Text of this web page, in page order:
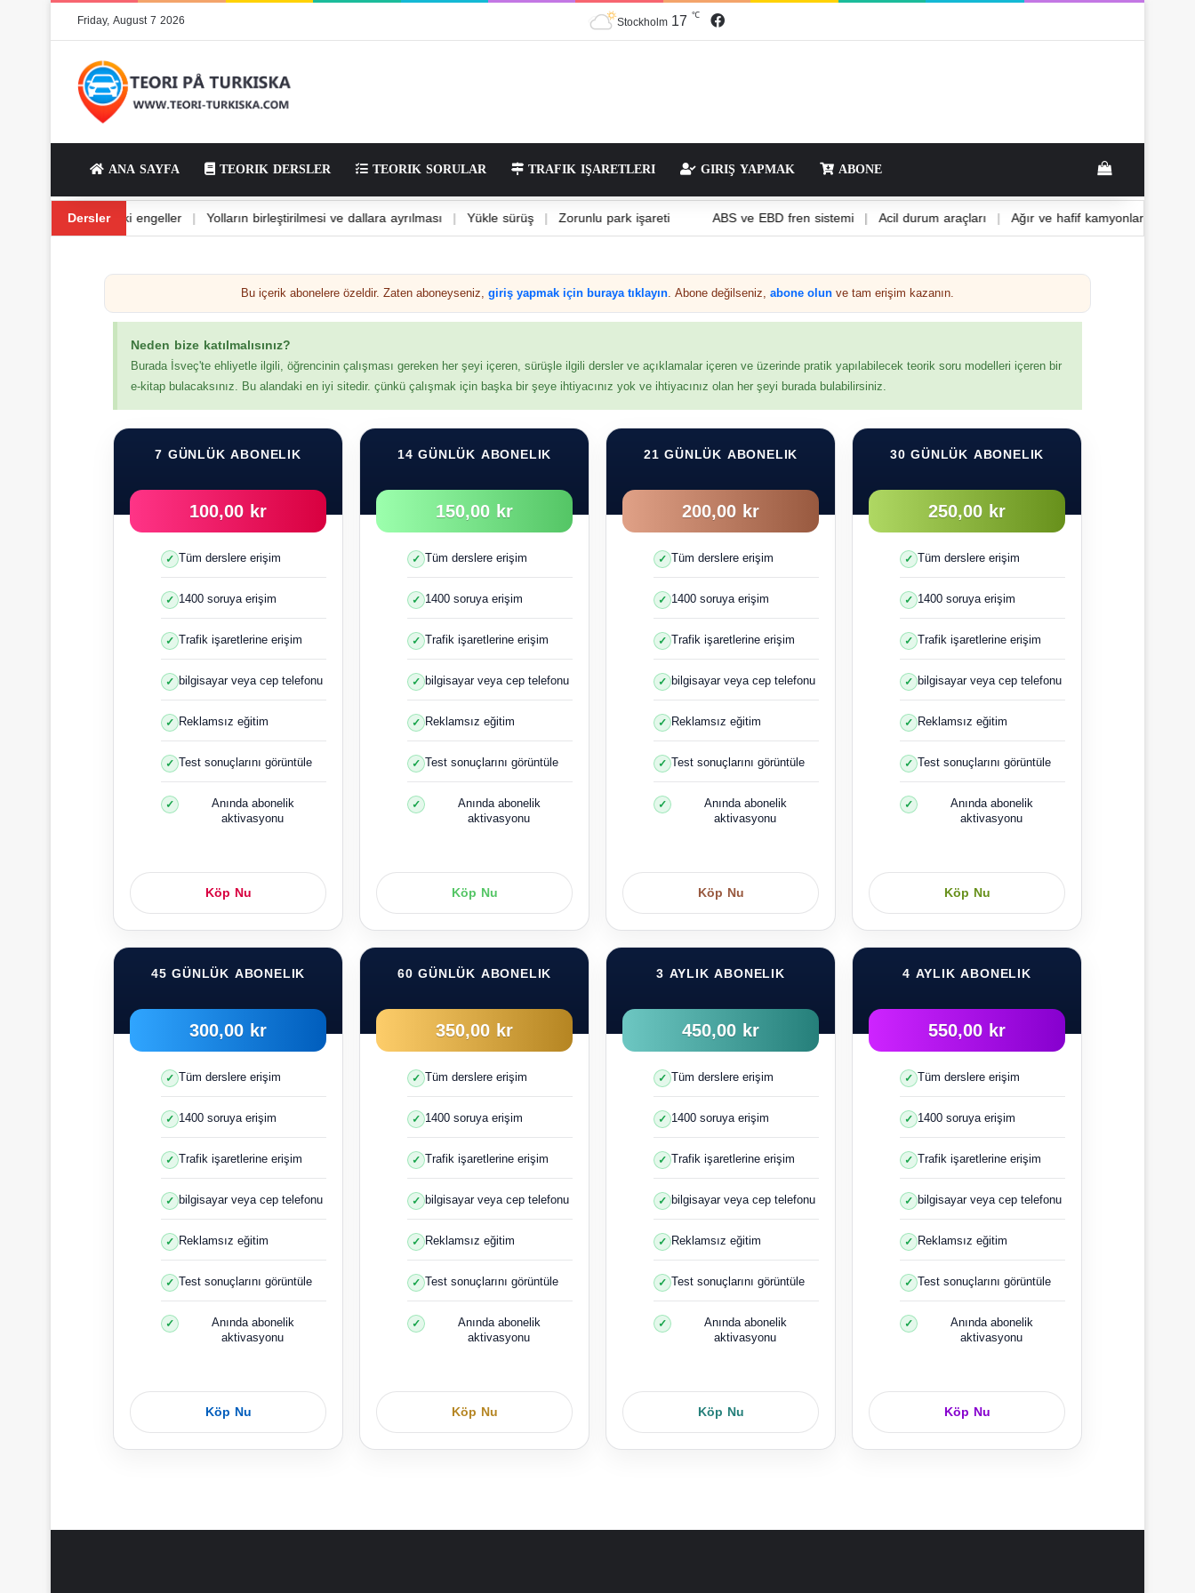
Friday, August 7 2026 Stockholm 17 ℃
ANA SAYFA TEORIK DERSLER TEORIK SORULAR TRAFIK IŞARETLERI GIRIŞ YAPMAK ABONE
Dersler
dönüş ve dönüş Yoldaki engeller | Yolların birleştirilmesi ve dallara ayrılması | Yükle sürüş | Zorunlu park işareti ABS ve EBD fren sistemi | Acil durum araçları | Ağır ve hafif kamyonlar
Bu içerik abonelere özeldir. Zaten aboneyseniz, giriş yapmak için buraya tıklayın. Abone değilseniz, abone olunve tam erişim kazanın.
Neden bize katılmalısınız?
Burada İsveç'te ehliyetle ilgili, öğrencinin çalışması gereken her şeyi içeren, sürüşle ilgili dersler ve açıklamalar içeren ve üzerinde pratik yapılabilecek teorik soru modelleri içeren bir
e-kitap bulacaksınız. Bu alandaki en iyi sitedir. çünkü çalışmak için başka bir şeye ihtiyacınız yok ve ihtiyacınız olan her şeyi burada bulabilirsiniz.
7 GÜNLÜK ABONELIK
100,00 kr
Tüm derslere erişim
1400 soruya erişim
Trafik işaretlerine erişim
bilgisayar veya cep telefonu
Reklamsız eğitim
Test sonuçlarını görüntüle
Anında abonelik
aktivasyonu
Köp Nu
14 GÜNLÜK ABONELIK
150,00 kr
Tüm derslere erişim
1400 soruya erişim
Trafik işaretlerine erişim
bilgisayar veya cep telefonu
Reklamsız eğitim
Test sonuçlarını görüntüle
Anında abonelik
aktivasyonu
Köp Nu
21 GÜNLÜK ABONELIK
200,00 kr
Tüm derslere erişim
1400 soruya erişim
Trafik işaretlerine erişim
bilgisayar veya cep telefonu
Reklamsız eğitim
Test sonuçlarını görüntüle
Anında abonelik
aktivasyonu
Köp Nu
30 GÜNLÜK ABONELIK
250,00 kr
Tüm derslere erişim
1400 soruya erişim
Trafik işaretlerine erişim
bilgisayar veya cep telefonu
Reklamsız eğitim
Test sonuçlarını görüntüle
Anında abonelik
aktivasyonu
Köp Nu
45 GÜNLÜK ABONELIK
300,00 kr
Tüm derslere erişim
1400 soruya erişim
Trafik işaretlerine erişim
bilgisayar veya cep telefonu
Reklamsız eğitim
Test sonuçlarını görüntüle
Anında abonelik
aktivasyonu
Köp Nu
60 GÜNLÜK ABONELIK
350,00 kr
Tüm derslere erişim
1400 soruya erişim
Trafik işaretlerine erişim
bilgisayar veya cep telefonu
Reklamsız eğitim
Test sonuçlarını görüntüle
Anında abonelik
aktivasyonu
Köp Nu
3 AYLIK ABONELIK
450,00 kr
Tüm derslere erişim
1400 soruya erişim
Trafik işaretlerine erişim
bilgisayar veya cep telefonu
Reklamsız eğitim
Test sonuçlarını görüntüle
Anında abonelik
aktivasyonu
Köp Nu
4 AYLIK ABONELIK
550,00 kr
Tüm derslere erişim
1400 soruya erişim
Trafik işaretlerine erişim
bilgisayar veya cep telefonu
Reklamsız eğitim
Test sonuçlarını görüntüle
Anında abonelik
aktivasyonu
Köp Nu